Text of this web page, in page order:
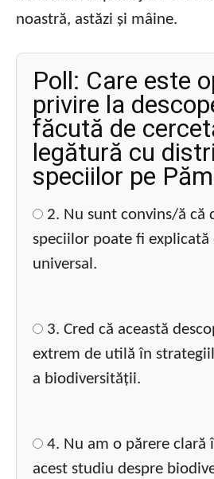
noastră, astăzi și mâine.
Poll: Care este
privire la
făcută de
legătură cu
speciilor pe
2. Nu sunt convins/ă că
speciilor poate fi explicată
universal.
3. Cred că această
extrem de utilă în
a biodiversității.
4. Nu am o părere clară
acest studiu despre